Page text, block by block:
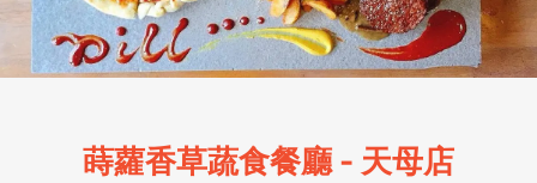
蒔蘿香草蔬食餐廳 - 天母店